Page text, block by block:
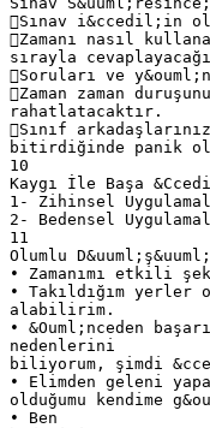
Sınav i&ccedil;in
Zamanı nasıl
sırayla
Soruları ve
Zaman zaman
rahatlatacaktır.
Sınıf
bitirdiğinde panik
10
Kaygı İle Başa
1- Zihinsel
2- Bedensel
11
Olumlu
• Zamanımı etkili
• Takıldığım
alabilirim.
• &Ouml;nceden
nedenlerini
biliyorum, şimdi
• Elimden geleni
olduğumu kendime
• Ben